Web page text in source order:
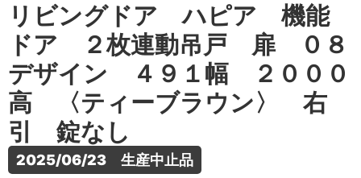
リビングドア ハピア 機能
ドア ２枚連動吊戸 扉 ０８
デザイン ４９１幅 ２０００
高 〈ティーブラウン〉 右
引 錠なし
2025/06/23　生産中止品